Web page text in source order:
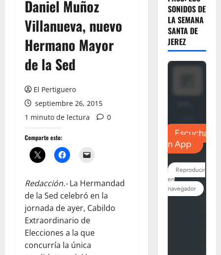
Daniel Muñoz
Villanueva, nuevo
Hermano Mayor
de la Sed
El Pertiguero
septiembre 26, 2015
1 minuto de lectura
0
Comparte esto:
Redacción.-La Hermandad
de la Sed celebró en la
jornada de ayer, Cabildo
Extraordinario de
Elecciones a la que
concurría la única
SONIDOS DE
LA SEMANA
SANTA DE
JEREZ